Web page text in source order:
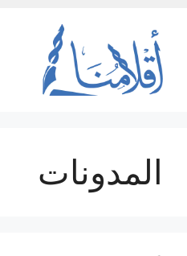
المحتوى
المدونات